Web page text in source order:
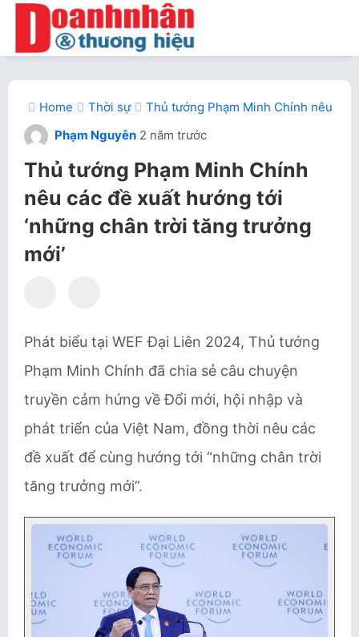
Home Thời sự
Thủ tướng Phạm Minh Chính nêu
Phạm Nguyễn 2 năm trước
Thủ tướng Phạm Minh Chính
nêu các đề xuất hướng tới
‘những chân trời tăng trưởng
mới’
Phát biểu tại WEF Đại Liên 2024, Thủ tướng
Phạm Minh Chính đã chia sẻ câu chuyện
truyền cảm hứng về Đổi mới, hội nhập và
phát triển của Việt Nam, đồng thời nêu các
đề xuất để cùng hướng tới “những chân trời
tăng trưởng mới”.